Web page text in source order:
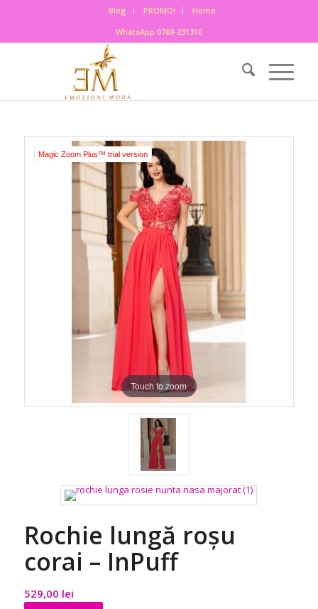
Blog PROMO!
Home
WhatsApp 0769-231310
Magic Zoom Plus™ trial version
Touch to zoom
Rochie lungă roșu
corai – InPuff
529,00 lei